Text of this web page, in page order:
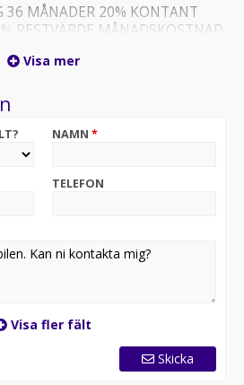
36 MÅNADER 20% KONTANT
RESTVÄRDE MÅNADSKOSTNAD
via Santander Välkommen till oss
Visa mer
NAMN *
TELEFON
Visa fler fält
Skicka